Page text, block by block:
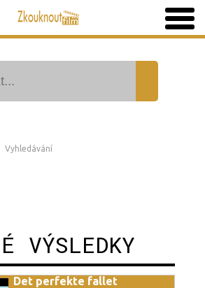
Vyhledávání
VÝSLEDKY
Det perfekte fallet